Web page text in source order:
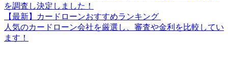
を調査し決定しました！
【最新】カードローンおすすめランキング
人気のカードローン会社を厳選し、審査や金利を比較してい
ます！